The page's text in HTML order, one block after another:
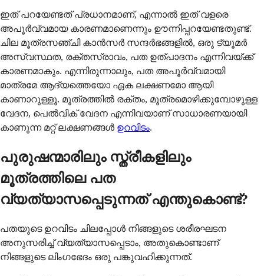
ഇത് പറയേണ്ടത് പ്രധാനമാണ്, എന്നാൽ ഇത് വളരെ
അപൂർവ്വമായ കാരണമാണെന്നും ഊന്നിപ്പറയേണ്ടതുണ്ട്.
ചില മൂത്രസഞ്ചി കാൻസർ സന്ദർഭങ്ങളിൽ, ഒരു ട്യൂമർ
അസ്വസ്ഥത, രക്തസ്രാവം, പത ഉത്പാദനം എന്നിവയ്ക്ക്
കാരണമാകും. എന്നിരുന്നാലും, പത അപൂർവ്വമായി
മാത്രമേ ആദ്യത്തെയോ ഏക ലക്ഷണമോ ആയി
കാണാറുള്ളൂ. മൂത്രത്തിൽ രക്തം, മൂത്രമൊഴിക്കുമ്പോഴുള്ള
വേദന, പെൽവിക് വേദന എന്നിവയാണ് സാധാരണയായി
കാണുന്ന മറ്റ് ലക്ഷണങ്ങൾ ഉറവിടം.
പുരുഷന്മാരിലും സ്ത്രീകളിലും
മൂത്രത്തിലെ പത
വ്യത്യാസപ്പെടുന്നത് എന്തുകൊണ്ട്?
പതയുടെ ഉറവിടം ചിലപ്പോൾ നിങ്ങളുടെ ശരീരഘടന
അനുസരിച്ച് വ്യത്യാസപ്പെടാം, അതുകൊണ്ടാണ്
നിങ്ങളുടെ ലിംഗഭേദം ഒരു പങ്കുവഹിക്കുന്നത്.